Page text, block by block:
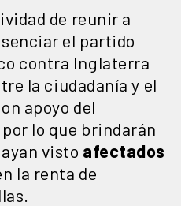
de reunir a
el partido
contra Inglaterra
la ciudadanía y el
apoyo del
lo que brindarán
visto afectados
la renta de